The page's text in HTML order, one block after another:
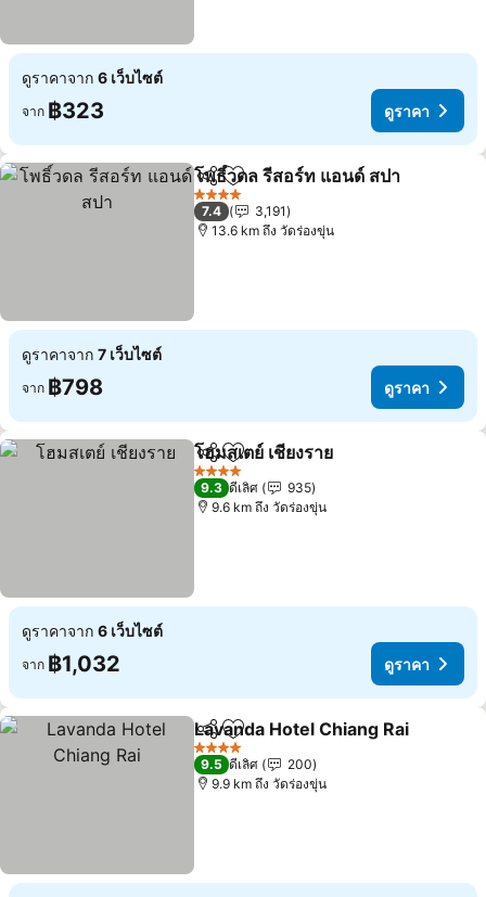
ดูราคาจาก 6 เว็บไซต์
จาก ฿323 ดูราคา
แชร์ เพิ่มในรายการโปรด
โพธิ์วดล รีสอร์ท แอนด์ สปา
4 ดาว
7.4
3,191
13.6 km ถึง วัดร่องขุ่น
ดูราคาจาก 7 เว็บไซต์
จาก ฿798 ดูราคา
แชร์ เพิ่มในรายการโปรด
โฮมสเตย์ เชียงราย
4 ดาว
9.3 ดีเลิศ
935
9.6 km ถึง วัดร่องขุ่น
ดูราคาจาก 6 เว็บไซต์
จาก ฿1,032 ดูราคา
แชร์ เพิ่มในรายการโปรด
Lavanda Hotel Chiang Rai
4 ดาว
9.5 ดีเลิศ
200
9.9 km ถึง วัดร่องขุ่น